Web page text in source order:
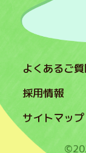
よくあるご
採用情報
サイトマップ